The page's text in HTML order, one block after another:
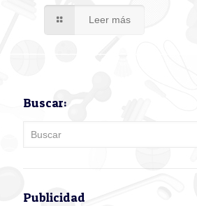
Leer más
Buscar:
Publicidad